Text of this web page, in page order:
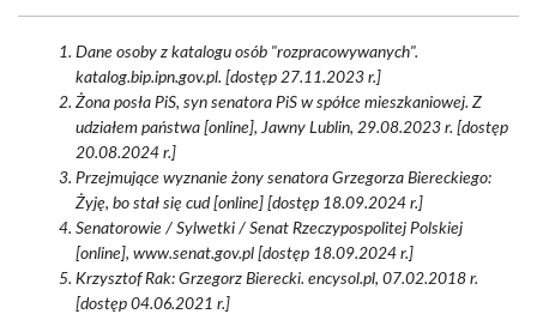
Dane osoby z katalogu osób "rozpracowywanych".
katalog.bip.ipn.gov.pl. [dostęp 27.11.2023 r.]
Żona posła PiS, syn senatora PiS w spółce mieszkaniowej. Z
udziałem państwa [online], Jawny Lublin, 29.08.2023 r. [dostęp
20.08.2024 r.]
Przejmujące wyznanie żony senatora Grzegorza Biereckiego:
Żyję, bo stał się cud [online] [dostęp 18.09.2024 r.]
Senatorowie / Sylwetki / Senat Rzeczypospolitej Polskiej
[online], www.senat.gov.pl [dostęp 18.09.2024 r.]
Krzysztof Rak: Grzegorz Bierecki. encysol.pl, 07.02.2018 r.
[dostęp 04.06.2021 r.]